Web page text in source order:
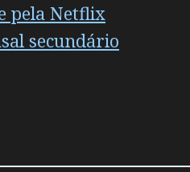
pela Netflix
secundário